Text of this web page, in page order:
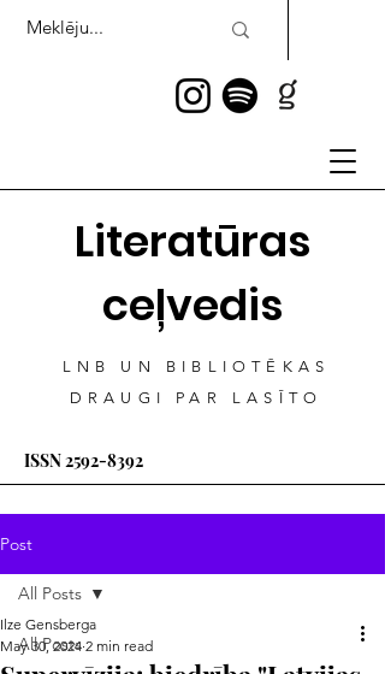
Literatūras
ceļvedis
LNB UN BIBLIOTĒKAS
DRAUGI PAR LASĪTO
ISSN2592-8392
Post
All Posts
All Posts
Ilze Gensberga
May 30, 2024 2 min read